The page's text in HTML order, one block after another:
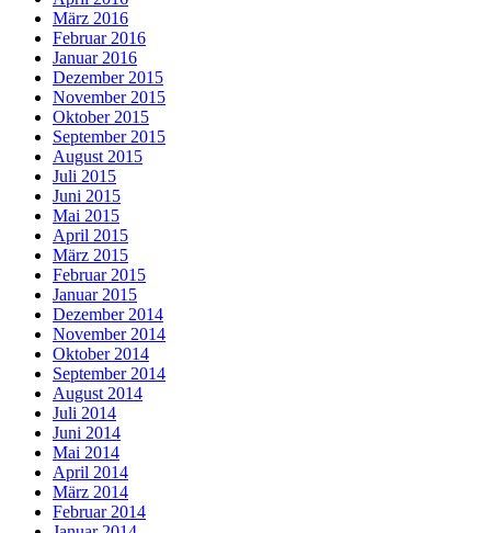
März 2016
Februar 2016
Januar 2016
Dezember 2015
November 2015
Oktober 2015
September 2015
August 2015
Juli 2015
Juni 2015
Mai 2015
April 2015
März 2015
Februar 2015
Januar 2015
Dezember 2014
November 2014
Oktober 2014
September 2014
August 2014
Juli 2014
Juni 2014
Mai 2014
April 2014
März 2014
Februar 2014